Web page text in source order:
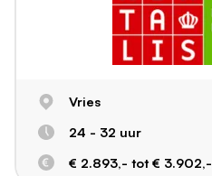
Vries
24 - 32 uur
€ 2.893,- tot € 3.902,-